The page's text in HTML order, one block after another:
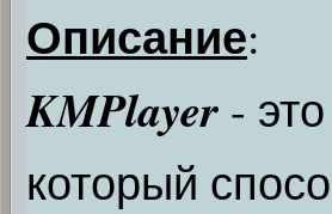
Описание:
KMPlayer -
который